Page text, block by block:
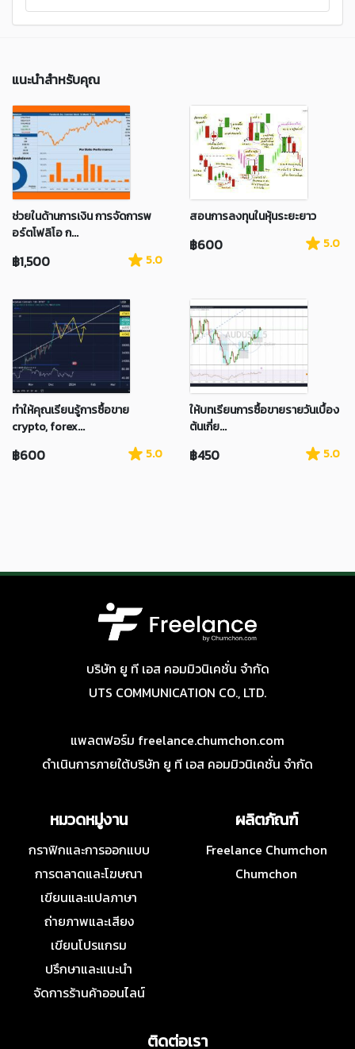
แนะนำสำหรับคุณ
ช่วยในด้านการเงิน การจัดการพ
อร์ตโฟลิโอ ก...
฿1,500 5.0
สอนการลงทุนในหุ้นระยะยาว
฿600 5.0
ทำให้คุณเรียนรู้การซื้อขาย
crypto, forex...
฿600 5.0
ให้บทเรียนการซื้อขายรายวันเบื้อง
ต้นเกี่ย...
฿450 5.0
บริษัท ยู ที เอส คอมมิวนิเคชั่น จำกัด
UTS COMMUNICATION CO., LTD.
แพลตฟอร์ม freelance.chumchon.com
ดำเนินการภายใต้บริษัท ยู ที เอส คอมมิวนิเคชั่น จำกัด
หมวดหมู่งาน
กราฟิกและการออกแบบ
การตลาดและโฆษณา
เขียนและแปลภาษา
ถ่ายภาพและเสียง
เขียนโปรแกรม
ปรึกษาและแนะนำ
จัดการร้านค้าออนไลน์
ผลิตภัณฑ์
Freelance Chumchon
Chumchon
ติดต่อเรา